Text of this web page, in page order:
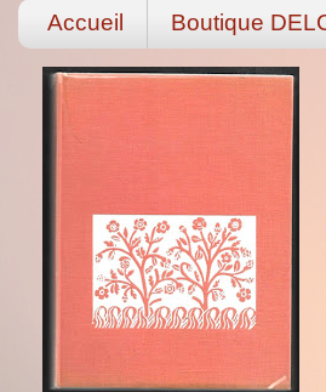
Accueil Boutique